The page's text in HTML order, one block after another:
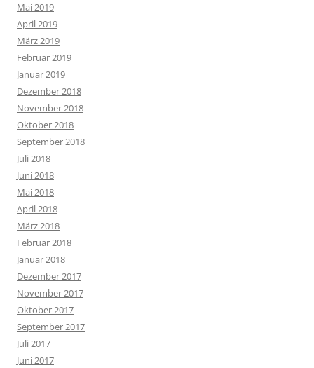
Mai 2019
April 2019
März 2019
Februar 2019
Januar 2019
Dezember 2018
November 2018
Oktober 2018
September 2018
Juli 2018
Juni 2018
Mai 2018
April 2018
März 2018
Februar 2018
Januar 2018
Dezember 2017
November 2017
Oktober 2017
September 2017
Juli 2017
Juni 2017